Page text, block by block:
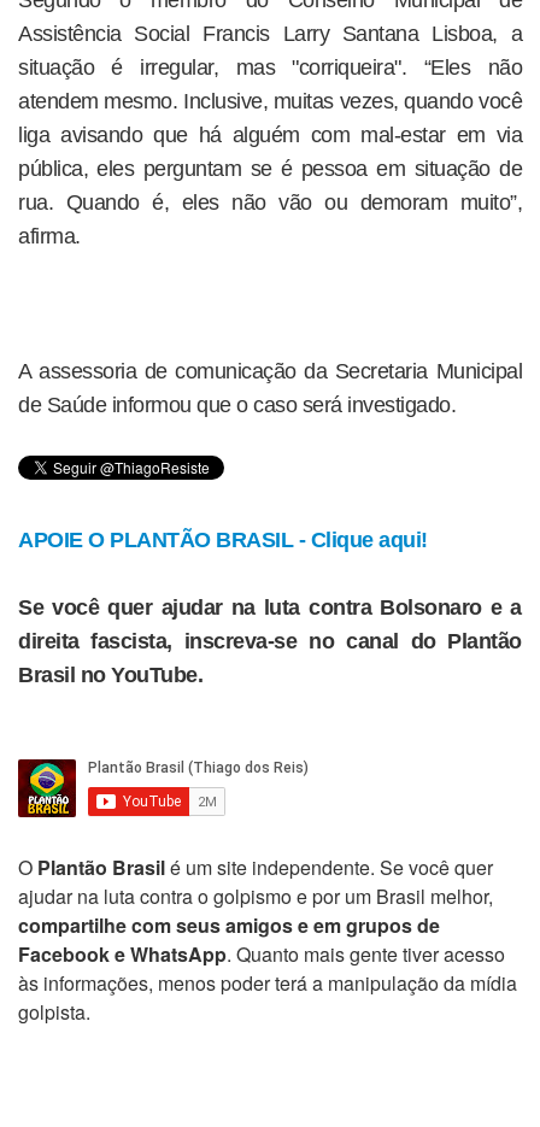
Assistência Social Francis Larry Santana Lisboa, a
situação é irregular, mas "corriqueira". “Eles não
atendem mesmo. Inclusive, muitas vezes, quando você
liga avisando que há alguém com mal-estar em via
pública, eles perguntam se é pessoa em situação de
rua. Quando é, eles não vão ou demoram muito”,
afirma.
A assessoria de comunicação da Secretaria Municipal
de Saúde informou que o caso será investigado.
APOIE O PLANTÃO BRASIL - Clique aqui!
Se você quer ajudar na luta contra Bolsonaro e a
direita fascista, inscreva-se no canal do Plantão
Brasil no YouTube.
O Plantão Brasilé um site independente. Se você quer
ajudar na luta contra o golpismo e por um Brasil melhor,
compartilhe com seus amigos e em grupos de
Facebook e WhatsApp. Quanto mais gente tiver acesso
às informações, menos poder terá a manipulação da mídia
golpista.